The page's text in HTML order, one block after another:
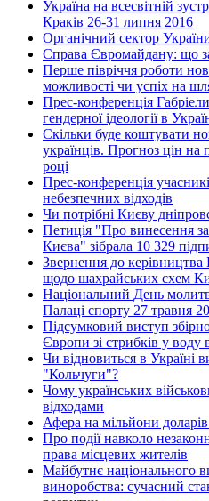
Україна на всесвітній
Краків 26-31 липня 2016
Органічний сектор
Справа Євромайдану: що
Перше півріччя роботи
можливості чи успіх на
Прес-конференція
гендерної ідеології в
Скільки буде коштувати
українців. Прогноз цін
році
Прес-конференція
небезпечних відходів
Чи потрібні Києву
Петиція "Про винесення
Києва" зібрала 10 329
Звернення до
щодо шахрайських схем
Національний День
Палаці спорту 27 травня
Підсумковий виступ
Європи зі стрибків у воду
Чи відновиться в Україні
"Кольчуги"?
Чому українських
відходами
Афера на мільйони
Про події навколо
права місцевих жителів
Майбутнє національного
виноробства: сучасний